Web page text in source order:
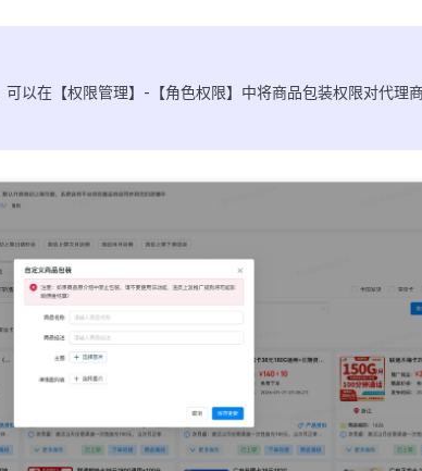
以在【权限管理】-【角色权限】中将商品包装权限对代理